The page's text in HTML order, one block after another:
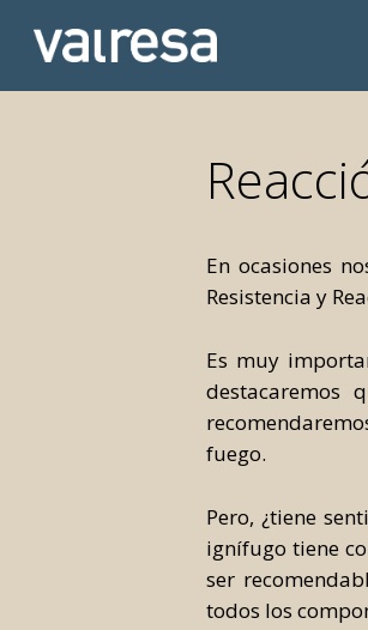
En ocasiones
Resistencia y
Es muy
destacaremos
fuego.
Pero, ¿tiene
ignífugo tiene
ser
todos los